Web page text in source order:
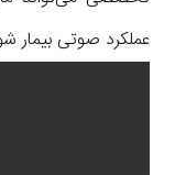
عملکرد صوتی بیمار